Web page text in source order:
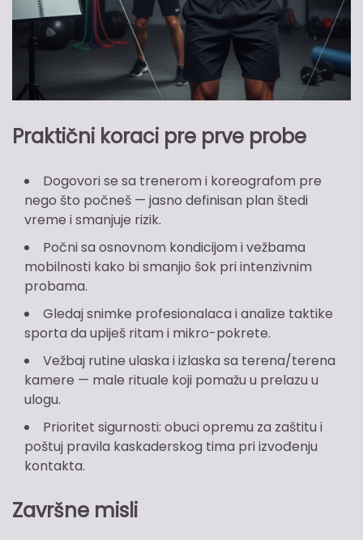
Praktični koraci pre prve probe
Dogovori se sa trenerom i koreografom pre
nego što počneš — jasno definisan plan štedi
vreme i smanjuje rizik.
Počni sa osnovnom kondicijom i vežbama
mobilnosti kako bi smanjio šok pri intenzivnim
probama.
Gledaj snimke profesionalaca i analize taktike
sporta da upiješ ritam i mikro-pokrete.
Vežbaj rutine ulaska i izlaska sa terena/terena
kamere — male rituale koji pomažu u prelazu u
ulogu.
Prioritet sigurnosti: obuci opremu za zaštitu i
poštuj pravila kaskaderskog tima pri izvođenju
kontakta.
Završne misli